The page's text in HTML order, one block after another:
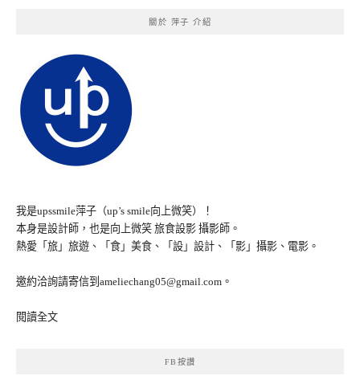
關於 萍子 介紹
我是upssmile萍子（up’s smile向上微笑）！
本身是設計師，也是向上微笑 旅食設影 攝影師。
熱愛「旅」旅遊、「食」美食、「設」設計、「影」攝影、電影。
邀約洽詢請寄信到ameliechang05@gmail.com。
閱讀全文
FB按讚